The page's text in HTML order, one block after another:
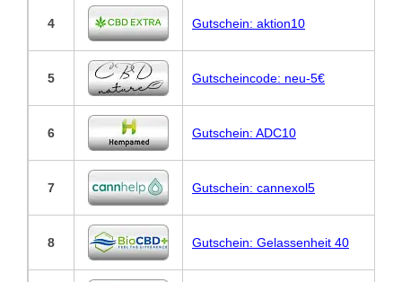
4 Gutschein: aktion10
5 Gutscheincode: neu-5€
6 Gutschein: ADC10
7 Gutschein: cannexol5
8 Gutschein: Gelassenheit 40